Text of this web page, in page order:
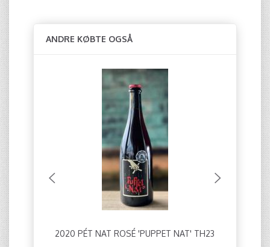
ANDRE KØBTE OGSÅ
2020 PÉT NAT ROSÉ 'PUPPET NAT' TH23
2024